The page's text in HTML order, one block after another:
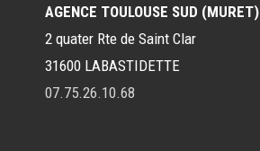
AGENCE TOULOUSE SUD (MURET)
2 quater Rte de Saint Clar
31600 LABASTIDETTE
07.75.26.10.68